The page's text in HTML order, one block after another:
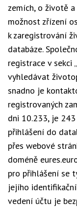
zemích, o životě
možnost zřízení
k zaregistrování
databáze.
registrace v sekci
vyhledávat
snadno je
registrovaných
dni 10.233, je
přihlášení do
přes webové
doméně
pro přihlášení se
jejího
vedení účtu je